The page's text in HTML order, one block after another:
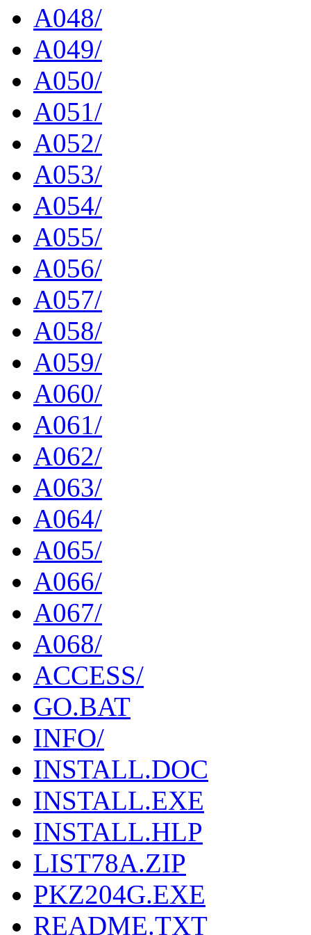
A048/
A049/
A050/
A051/
A052/
A053/
A054/
A055/
A056/
A057/
A058/
A059/
A060/
A061/
A062/
A063/
A064/
A065/
A066/
A067/
A068/
ACCESS/
GO.BAT
INFO/
INSTALL.DOC
INSTALL.EXE
INSTALL.HLP
LIST78A.ZIP
PKZ204G.EXE
README.TXT